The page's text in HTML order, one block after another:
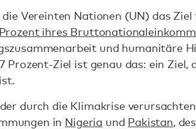
Vereinten Nationen (UN) das Ziel
ihres
und humanitäre
Prozent-Ziel ist genau das: ein Ziel,
durch die Klimakrise verursachten
in Nigeria und Pakistan,